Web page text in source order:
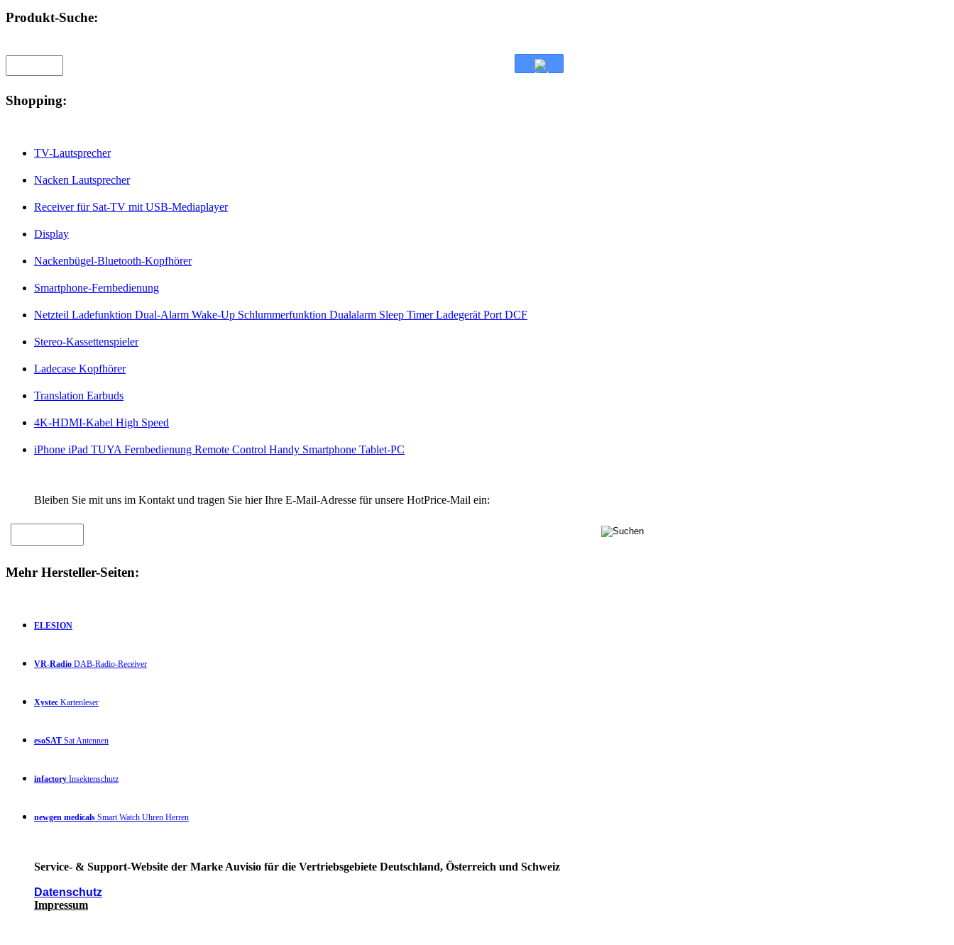
Produkt-Suche:
Shopping:
TV-Lautsprecher
Nacken Lautsprecher
Receiver für Sat-TV mit USB-Mediaplayer
Display
Nackenbügel-Bluetooth-Kopfhörer
Smartphone-Fernbedienung
Netzteil Ladefunktion Dual-Alarm Wake-Up Schlummerfunktion Dualalarm Sleep Timer Ladegerät Port DCF
Stereo-Kassettenspieler
Ladecase Kopfhörer
Translation Earbuds
4K-HDMI-Kabel High Speed
iPhone iPad TUYA Fernbedienung Remote Control Handy Smartphone Tablet-PC
Bleiben Sie mit uns im Kontakt und tragen Sie hier Ihre E-Mail-Adresse für unsere HotPrice-Mail ein:
Mehr Hersteller-Seiten:
ELESION
VR-Radio DAB-Radio-Receiver
Xystec Kartenleser
esoSAT Sat Antennen
infactory Insektenschutz
newgen medicals Smart Watch Uhren Herren
Service- & Support-Website der Marke Auvisio für die Vertriebsgebiete Deutschland, Österreich und Schweiz
Datenschutz
Impressum